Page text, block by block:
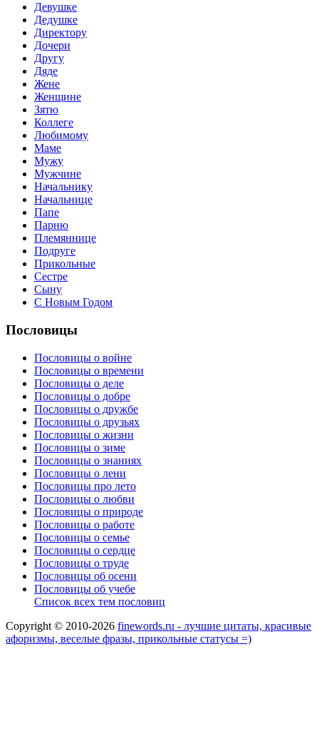
Девушке
Дедушке
Директору
Дочери
Другу
Дяде
Жене
Женщине
Зятю
Коллеге
Любимому
Маме
Мужу
Мужчине
Начальнику
Начальнице
Папе
Парню
Племяннице
Подруге
Прикольные
Сестре
Сыну
С Новым Годом
Пословицы
Пословицы о войне
Пословицы о времени
Пословицы о деле
Пословицы о добре
Пословицы о дружбе
Пословицы о друзьях
Пословицы о жизни
Пословицы о зиме
Пословицы о знаниях
Пословицы о лени
Пословицы про лето
Пословицы о любви
Пословицы о природе
Пословицы о работе
Пословицы о семье
Пословицы о сердце
Пословицы о труде
Пословицы об осени
Пословицы об учебе
Список всех тем пословиц
Copyright © 2010-2026 finewords.ru - лучшие цитаты, красивые
афоризмы, веселые фразы, прикольные статусы =)